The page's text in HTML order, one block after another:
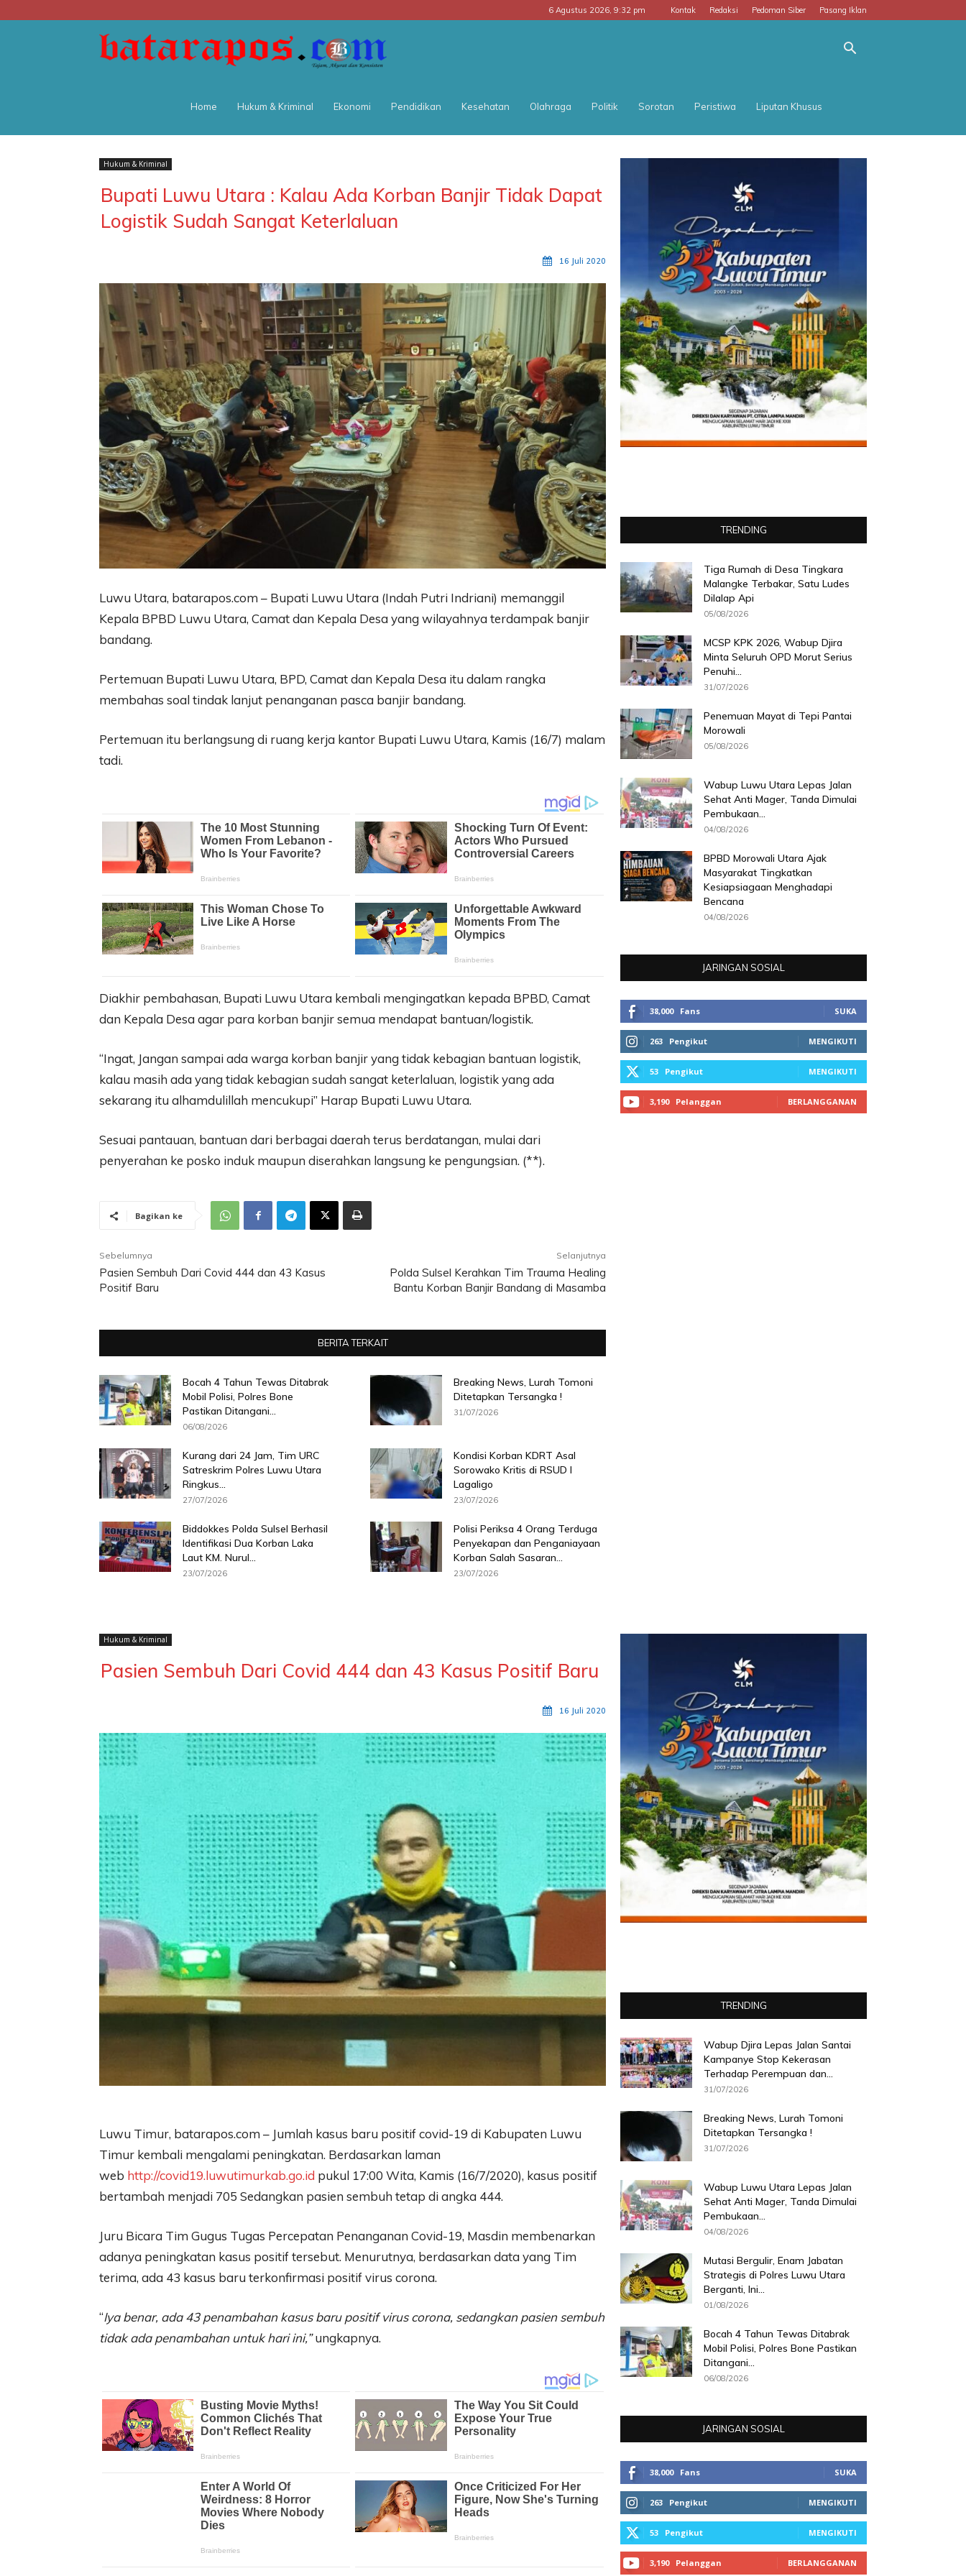
6 Agustus 2026, 9:32 pm Kontak Redaksi Pedoman Siber Pasang Iklan
POS
Home Hukum & Kriminal Ekonomi Pendidikan Kesehatan Olahraga Politik Sorotan Peristiwa Liputan Khusus
Hukum & Kriminal
Bupati Luwu Utara : Kalau Ada Korban Banjir Tidak Dapat
Logistik Sudah Sangat Keterlaluan
16 Juli 2020
Luwu Utara, batarapos.com – Bupati Luwu Utara (Indah Putri Indriani) memanggil
Kepala BPBD Luwu Utara, Camat dan Kepala Desa yang wilayahnya terdampak banjir
bandang.
Pertemuan Bupati Luwu Utara, BPD, Camat dan Kepala Desa itu dalam rangka
membahas soal tindak lanjut penanganan pasca banjir bandang.
Pertemuan itu berlangsung di ruang kerja kantor Bupati Luwu Utara, Kamis (16/7) malam
tadi.
Diakhir pembahasan, Bupati Luwu Utara kembali mengingatkan kepada BPBD, Camat
dan Kepala Desa agar para korban banjir semua mendapat bantuan/logistik.
“Ingat, Jangan sampai ada warga korban banjir yang tidak kebagian bantuan logistik,
kalau masih ada yang tidak kebagian sudah sangat keterlaluan, logistik yang ada
sekarang itu alhamdulillah mencukupi” Harap Bupati Luwu Utara.
Sesuai pantauan, bantuan dari berbagai daerah terus berdatangan, mulai dari
penyerahan ke posko induk maupun diserahkan langsung ke pengungsian. (**).
Bagikan ke
Sebelumnya
Pasien Sembuh Dari Covid 444 dan 43 Kasus
Positif Baru
Selanjutnya
Polda Sulsel Kerahkan Tim Trauma Healing
Bantu Korban Banjir Bandang di Masamba
BERITA TERKAIT
Bocah 4 Tahun Tewas Ditabrak
Mobil Polisi, Polres Bone
Pastikan Ditangani...
06/08/2026
Breaking News, Lurah Tomoni
Ditetapkan Tersangka !
31/07/2026
Kurang dari 24 Jam, Tim URC
Satreskrim Polres Luwu Utara
Ringkus...
27/07/2026
Kondisi Korban KDRT Asal
Sorowako Kritis di RSUD I
Lagaligo
23/07/2026
Biddokkes Polda Sulsel Berhasil
Identifikasi Dua Korban Laka
Laut KM. Nurul...
23/07/2026
Polisi Periksa 4 Orang Terduga
Penyekapan dan Penganiayaan
Korban Salah Sasaran...
23/07/2026
TRENDING
Tiga Rumah di Desa Tingkara
Malangke Terbakar, Satu Ludes
Dilalap Api
05/08/2026
MCSP KPK 2026, Wabup Djira
Minta Seluruh OPD Morut Serius
Penuhi...
31/07/2026
Penemuan Mayat di Tepi Pantai
Morowali
05/08/2026
Wabup Luwu Utara Lepas Jalan
Sehat Anti Mager, Tanda Dimulai
Pembukaan...
04/08/2026
BPBD Morowali Utara Ajak
Masyarakat Tingkatkan
Kesiapsiagaan Menghadapi
Bencana
04/08/2026
JARINGAN SOSIAL
38,000 Fans SUKA
263 Pengikut MENGIKUTI
53 Pengikut MENGIKUTI
3,190 Pelanggan BERLANGGANAN